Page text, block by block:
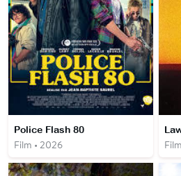
Police Flash 80
Film • 2026